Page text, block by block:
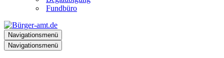
Fundbüro
Navigationsmenü
Navigationsmenü